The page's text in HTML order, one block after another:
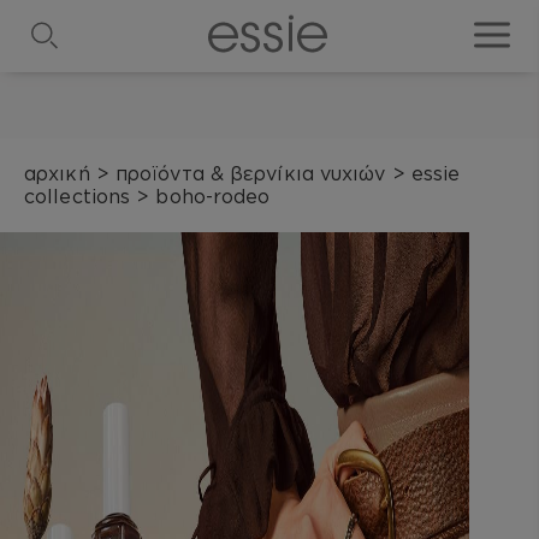
αρχική > προϊόντα & βερνίκια νυχιών > essie
collections > boho-rodeo